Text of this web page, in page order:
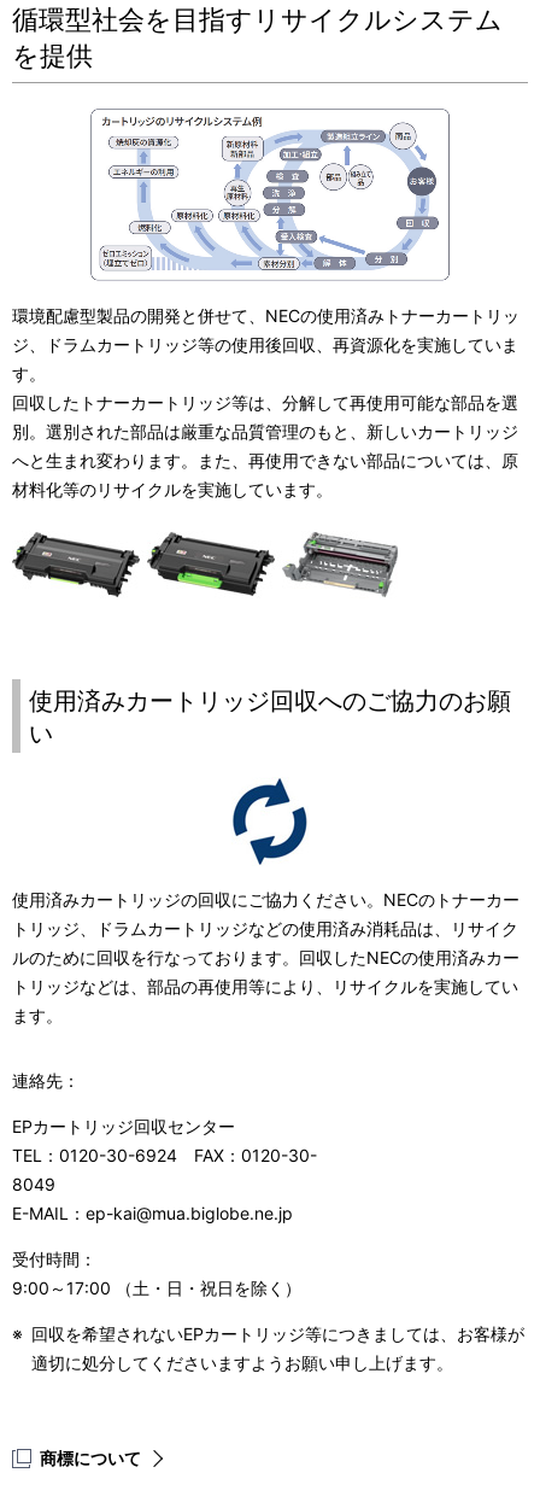
循環型社会を目指すリサイクルシステム
を提供
環境配慮型製品の開発と併せて、NECの使用済みトナーカートリッ
ジ、ドラムカートリッジ等の使用後回収、再資源化を実施していま
す。
回収したトナーカートリッジ等は、分解して再使用可能な部品を選
別。選別された部品は厳重な品質管理のもと、新しいカートリッジ
へと生まれ変わります。また、再使用できない部品については、原
材料化等のリサイクルを実施しています。
使用済みカートリッジ回収へのご協力のお願
い
使用済みカートリッジの回収にご協力ください。NECのトナーカー
トリッジ、ドラムカートリッジなどの使用済み消耗品は、リサイク
ルのために回収を行なっております。回収したNECの使用済みカー
トリッジなどは、部品の再使用等により、リサイクルを実施してい
ます。
連絡先：
EPカートリッジ回収センター
TEL：0120-30-6924 FAX：0120-30-
8049
E-MAIL：ep-kai@mua.biglobe.ne.jp
受付時間：
9:00～17:00 （土・日・祝日を除く）
※ 回収を希望されないEPカートリッジ等につきましては、お客様が
適切に処分してくださいますようお願い申し上げます。
商標について